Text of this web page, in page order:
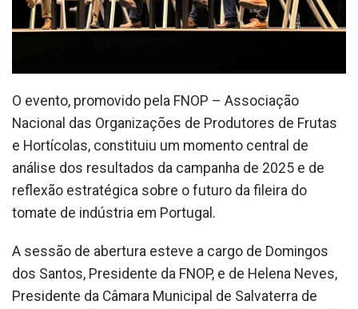
O evento, promovido pela FNOP – Associação
Nacional das Organizações de Produtores de Frutas
e Hortícolas, constituiu um momento central de
análise dos resultados da campanha de 2025 e de
reflexão estratégica sobre o futuro da fileira do
tomate de indústria em Portugal.
A sessão de abertura esteve a cargo de Domingos
dos Santos, Presidente da FNOP, e de Helena Neves,
Presidente da Câmara Municipal de Salvaterra de